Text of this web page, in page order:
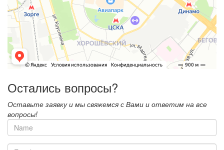
Остались вопросы?
Оставьте заявку и мы свяжемся с Вами и ответим на все
вопросы!